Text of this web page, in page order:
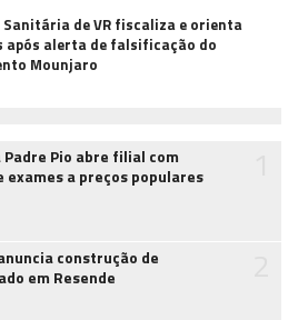
de VR fiscaliza e orienta
após alerta de falsificação do
Mounjaro
Padre Pio abre filial com
exames a preços populares
construção de
em Resende